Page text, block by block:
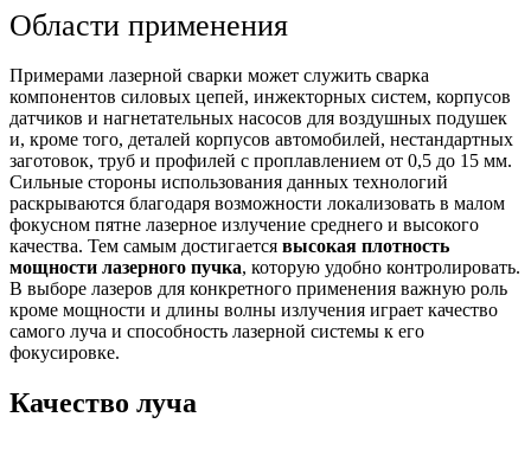
Области применения
Примерами лазерной сварки может служить сварка
компонентов силовых цепей, инжекторных систем, корпусов
датчиков и нагнетательных насосов для воздушных подушек
и, кроме того, деталей корпусов автомобилей, нестандартных
заготовок, труб и профилей с проплавлением от 0,5 до 15 мм.
Сильные стороны использования данных технологий
раскрываются благодаря возможности локализовать в малом
фокусном пятне лазерное излучение среднего и высокого
качества. Тем самым достигается высокая плотность
мощности лазерного пучка, которую удобно контролировать.
В выборе лазеров для конкретного применения важную роль
кроме мощности и длины волны излучения играет качество
самого луча и способность лазерной системы к его
фокусировке.
Качество луча